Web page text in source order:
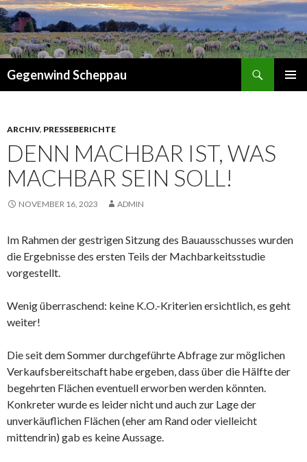
Gegenwind Scheppau
ARCHIV, PRESSEBERICHTE
DENN MACHBAR IST, WAS
MACHBAR SEIN SOLL!
NOVEMBER 16, 2023 ADMIN
Im Rahmen der gestrigen Sitzung des Bauausschusses wurden
die Ergebnisse des ersten Teils der Machbarkeitsstudie
vorgestellt.
Wenig überraschend: keine K.O.-Kriterien ersichtlich, es geht
weiter!
Die seit dem Sommer durchgeführte Abfrage zur möglichen
Verkaufsbereitschaft habe ergeben, dass über die Hälfte der
begehrten Flächen eventuell erworben werden könnten.
Konkreter wurde es leider nicht und auch zur Lage der
unverkäuflichen Flächen (eher am Rand oder vielleicht
mittendrin) gab es keine Aussage.